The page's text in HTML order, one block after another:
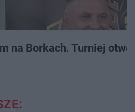
na Borkach. Turniej